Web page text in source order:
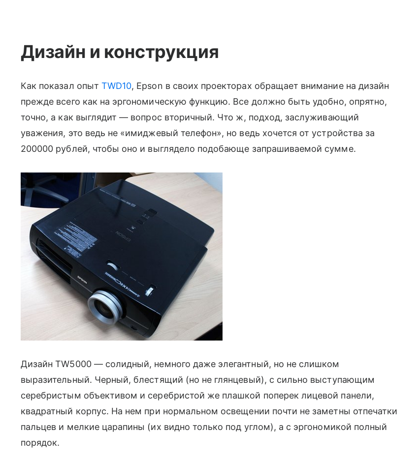
Дизайн и конструкция
Как показал опыт TWD10, Epson в своих проекторах обращает внимание на дизайн
прежде всего как на эргономическую функцию. Все должно быть удобно, опрятно,
точно, а как выглядит — вопрос вторичный. Что ж, подход, заслуживающий
уважения, это ведь не «имиджевый телефон», но ведь хочется от устройства за
200000 рублей, чтобы оно и выглядело подобающе запрашиваемой сумме.
Дизайн TW5000 — солидный, немного даже элегантный, но не слишком
выразительный. Черный, блестящий (но не глянцевый), с сильно выступающим
серебристым объективом и серебристой же плашкой поперек лицевой панели,
квадратный корпус. На нем при нормальном освещении почти не заметны отпечатки
пальцев и мелкие царапины (их видно только под углом), а с эргономикой полный
порядок.